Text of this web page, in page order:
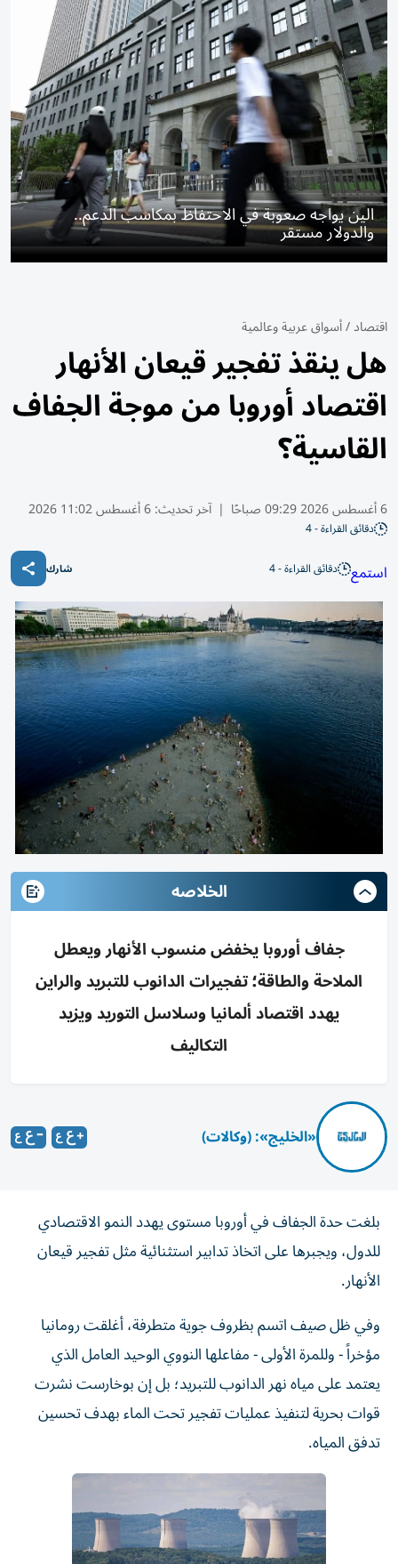
الين يواجه صعوبة في الاحتفاظ بمكاسب الدعم..
والدولار مستقر
اقتصاد/أسواق عربية وعالمية
هل ينقذ تفجير قيعان الأنهار
اقتصاد أوروبا من موجة الجفاف
القاسية؟
6 أغسطس 2026 09:29 صباحًا | آخر تحديث:6 أغسطس 11:02 2026
دقائق القراءة - 4
استمع دقائق القراءة - 4 شارك
الخلاصه
جفاف أوروبا يخفض منسوب الأنهار ويعطل
الملاحة والطاقة؛ تفجيرات الدانوب للتبريد والراين
يهدد اقتصاد ألمانيا وسلاسل التوريد ويزيد
التكاليف
«الخليج»: (وكالات)
بلغت حدة الجفاف في أوروبا مستوى يهدد النمو الاقتصادي
للدول، ويجبرها على اتخاذ تدابير استثنائية مثل تفجير قيعان
الأنهار.
وفي ظل صيف اتسم بظروف جوية متطرفة، أغلقت رومانيا
مؤخراً - وللمرة الأولى - مفاعلها النووي الوحيد العامل الذي
يعتمد على مياه نهر الدانوب للتبريد؛ بل إن بوخارست نشرت
قوات بحرية لتنفيذ عمليات تفجير تحت الماء بهدف تحسين
تدفق المياه.